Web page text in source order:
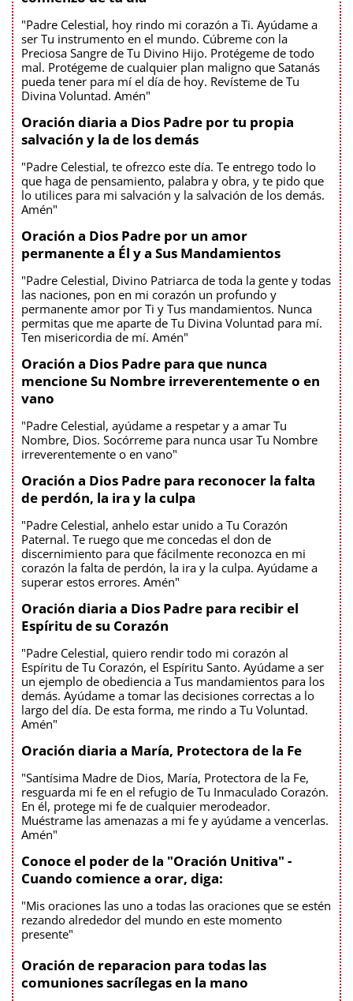
"Padre Celestial, hoy rindo mi corazón a Ti. Ayúdame a
ser Tu instrumento en el mundo. Cúbreme con la
Preciosa Sangre de Tu Divino Hijo. Protégeme de todo
mal. Protégeme de cualquier plan maligno que Satanás
pueda tener para mí el día de hoy. Revísteme de Tu
Divina Voluntad. Amén"
Oración diaria a Dios Padre por tu propia
salvación y la de los demás
"Padre Celestial, te ofrezco este día. Te entrego todo lo
que haga de pensamiento, palabra y obra, y te pido que
lo utilices para mi salvación y la salvación de los demás.
Amén"
Oración a Dios Padre por un amor
permanente a Él y a Sus Mandamientos
"Padre Celestial, Divino Patriarca de toda la gente y todas
las naciones, pon en mi corazón un profundo y
permanente amor por Ti y Tus mandamientos. Nunca
permitas que me aparte de Tu Divina Voluntad para mí.
Ten misericordia de mí. Amén"
Oración a Dios Padre para que nunca
mencione Su Nombre irreverentemente o en
vano
"Padre Celestial, ayúdame a respetar y a amar Tu
Nombre, Dios. Socórreme para nunca usar Tu Nombre
irreverentemente o en vano"
Oración a Dios Padre para reconocer la falta
de perdón, la ira y la culpa
"Padre Celestial, anhelo estar unido a Tu Corazón
Paternal. Te ruego que me concedas el don de
discernimiento para que fácilmente reconozca en mi
corazón la falta de perdón, la ira y la culpa. Ayúdame a
superar estos errores. Amén"
Oración diaria a Dios Padre para recibir el
Espíritu de su Corazón
"Padre Celestial, quiero rendir todo mi corazón al
Espíritu de Tu Corazón, el Espíritu Santo. Ayúdame a ser
un ejemplo de obediencia a Tus mandamientos para los
demás. Ayúdame a tomar las decisiones correctas a lo
largo del día. De esta forma, me rindo a Tu Voluntad.
Amén"
Oración diaria a María, Protectora de la Fe
"Santísima Madre de Dios, María, Protectora de la Fe,
resguarda mi fe en el refugio de Tu Inmaculado Corazón.
En él, protege mi fe de cualquier merodeador.
Muéstrame las amenazas a mi fe y ayúdame a vencerlas.
Amén"
Conoce el poder de la "Oración Unitiva" -
Cuando comience a orar, diga:
"Mis oraciones las uno a todas las oraciones que se estén
rezando alrededor del mundo en este momento
presente"
Oración de reparacion para todas las
comuniones sacrílegas en la mano